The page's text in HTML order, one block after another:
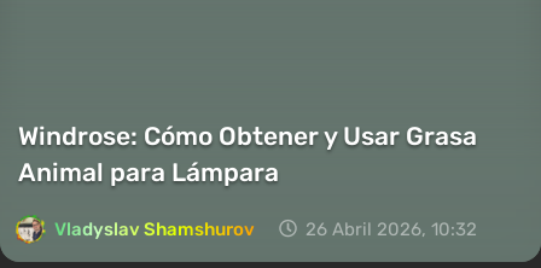
Windrose: Cómo Obtener y Usar Grasa
Animal para Lámpara
Vladyslav Shamshurov 26 Abril 2026, 10:32